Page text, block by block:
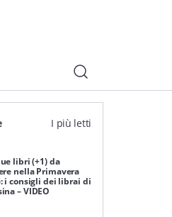
I più letti
libri (+1) da
nella Primavera
i consigli dei librai di
– VIDEO